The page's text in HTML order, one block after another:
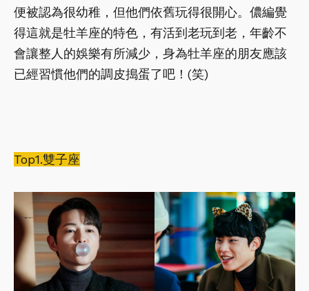
便被認為很幼稚，但他們依舊玩得很開心。儂編覺
得這就是牡羊座的特色，有活到老玩到老，年齡不
會讓整人的娛樂有所減少，身為牡羊座的朋友應該
已經習慣他們的調皮搗蛋了吧！(笑)
Top1.雙子座